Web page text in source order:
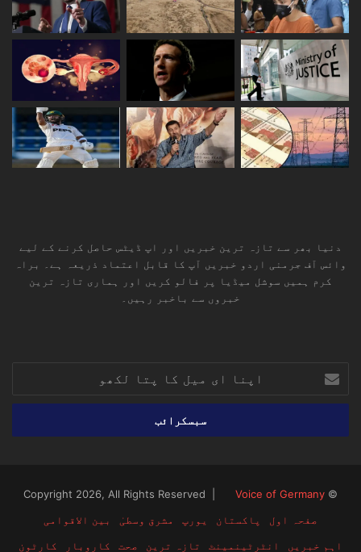
دنیا بھر سے تازہ ترین خبریں اور اپ ڈیٹس حاصل کرنے کے لیے
وائس آف جرمنی اردو خبریں آپ کا قابل اعتماد ذریعہ ہے۔ براہ
کرم ہمیں سوشل میڈیا پر فالو کریں اور ہماری تازہ ترین
خبروں سے باخبر رہیں۔
ای
میل
پتا
© Copyright 2026, All Rights Reserved |
Voice of Germany
صفحہ اول
پاکستان یورپ مشرق وسطیٰ
بین الاقوامی
اہم خبریں
انٹرٹینمینٹ تازہ ترین صحت کاروبار کارٹون